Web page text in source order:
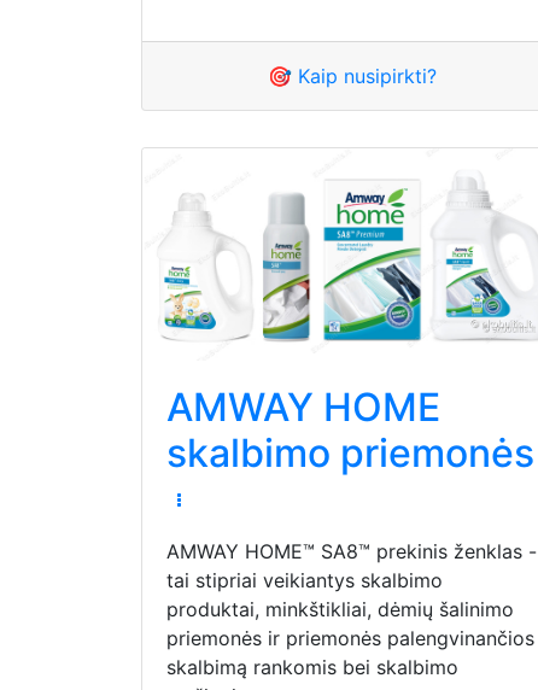
🎯 Kaip nusipirkti?
AMWAY HOME
skalbimo priemonės
AMWAY HOME™ SA8™ prekinis ženklas -
tai stipriai veikiantys skalbimo
produktai, minkštikliai, dėmių šalinimo
priemonės ir priemonės palengvinančios
skalbimą rankomis bei skalbimo